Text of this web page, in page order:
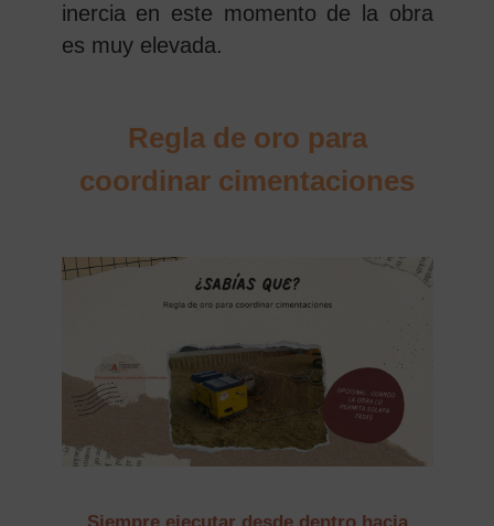
inercia en este momento de la obra
es muy elevada.
Regla de oro para
coordinar cimentaciones